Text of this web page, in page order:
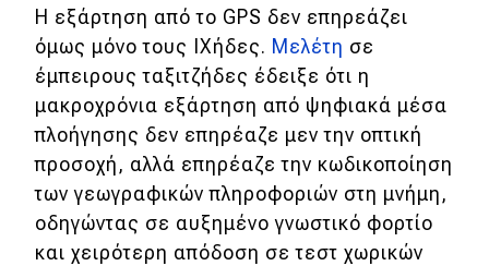
Η εξάρτηση από το GPS δεν επηρεάζει
όμως μόνο τους ΙΧήδες. Μελέτη σε
έμπειρους ταξιτζήδες έδειξε ότι η
μακροχρόνια εξάρτηση από ψηφιακά μέσα
πλοήγησης δεν επηρέαζε μεν την οπτική
προσοχή, αλλά επηρέαζε την κωδικοποίηση
των γεωγραφικών πληροφοριών στη μνήμη,
οδηγώντας σε αυξημένο γνωστικό φορτίο
και χειρότερη απόδοση σε τεστ χωρικών